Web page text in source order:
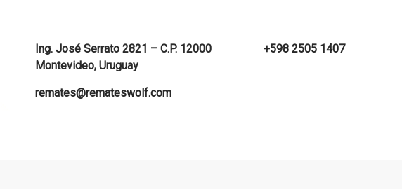
Ing. José Serrato 2821 – C.P. 12000
Montevideo, Uruguay
remates@remateswolf.com
+598 2505 1407